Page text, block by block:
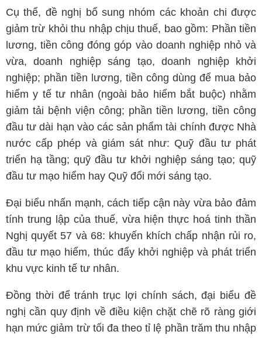
Cụ thể, đề nghị bổ sung nhóm các khoản chi được
giảm trừ khỏi thu nhập chịu thuế, bao gồm: Phần tiền
lương, tiền công đóng góp vào doanh nghiệp nhỏ và
vừa, doanh nghiệp sáng tạo, doanh nghiệp khởi
nghiệp; phần tiền lương, tiền công dùng để mua bảo
hiểm y tế tư nhân (ngoài bảo hiểm bắt buộc) nhằm
giảm tải bệnh viện công; phần tiền lương, tiền công
đầu tư dài hạn vào các sản phẩm tài chính được Nhà
nước cấp phép và giám sát như: Quỹ đầu tư phát
triển hạ tầng; quỹ đầu tư khởi nghiệp sáng tạo; quỹ
đầu tư mạo hiểm hay Quỹ đổi mới sáng tạo.
Đại biểu nhấn mạnh, cách tiếp cận này vừa bảo đảm
tính trung lập của thuế, vừa hiện thực hoá tinh thần
Nghị quyết 57 và 68: khuyến khích chấp nhận rủi ro,
đầu tư mạo hiểm, thúc đẩy khởi nghiệp và phát triển
khu vực kinh tế tư nhân.
Đồng thời để tránh trục lợi chính sách, đại biểu đề
nghị cần quy định về điều kiện chặt chẽ rõ ràng giới
hạn mức giảm trừ tối đa theo tỉ lệ phần trăm thu nhập